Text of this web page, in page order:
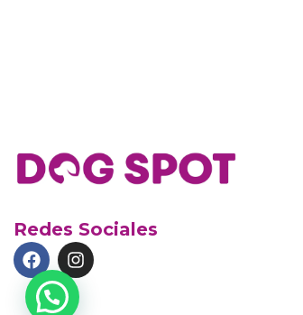
Redes Sociales